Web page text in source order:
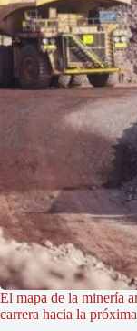
El mapa de la minería
carrera hacia la